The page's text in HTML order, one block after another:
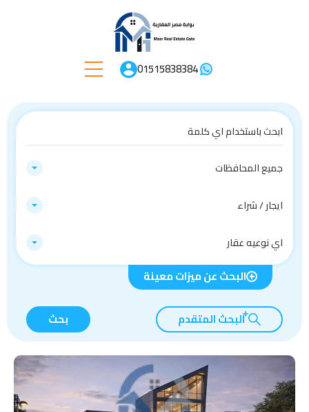
01515838384
جميع المحافظات
ايجار / شراء
اي نوعيه عقار
البحث عن ميزات معينة
البحث المتقدم بحث